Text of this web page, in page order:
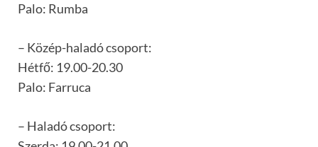
Palo: Rumba
– Közép-haladó csoport:
Hétfő: 19.00-20.30
Palo: Farruca
– Haladó csoport: